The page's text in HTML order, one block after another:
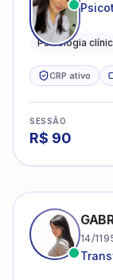
Psicologia
CRP ativo
SESSÃO
R$ 90
14/